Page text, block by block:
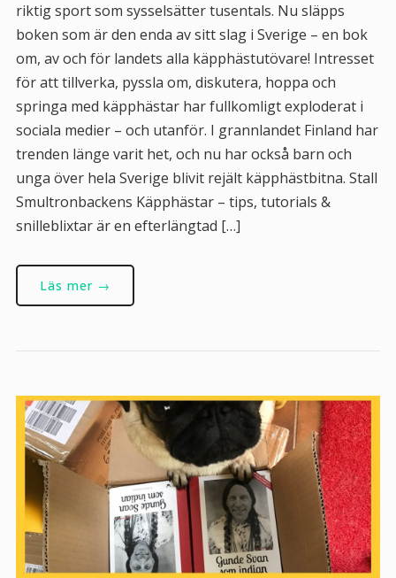
riktig sport som sysselsätter tusentals. Nu släpps
boken som är den enda av sitt slag i Sverige – en bok
om, av och för landets alla käpphästutövare! Intresset
för att tillverka, pyssla om, diskutera, hoppa och
springa med käpphästar har fullkomligt exploderat i
sociala medier – och utanför. I grannlandet Finland har
trenden länge varit het, och nu har också barn och
unga över hela Sverige blivit rejält käpphästbitna. Stall
Smultronbackens Käpphästar – tips, tutorials &
snilleblixtar är en efterlängtad […]
Läs mer →